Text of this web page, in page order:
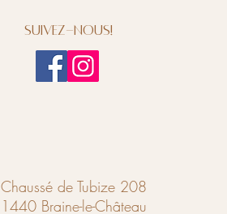
Suivez-nous!
Chaussé de Tubize 208
1440 Braine-le-Château